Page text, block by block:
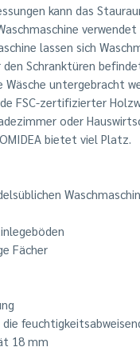
kann das
lassen sich
Schranktüren
Wäsche untergebracht
FSC-zertifizierter
oder
bietet viel Platz.
Fächer
18 mm